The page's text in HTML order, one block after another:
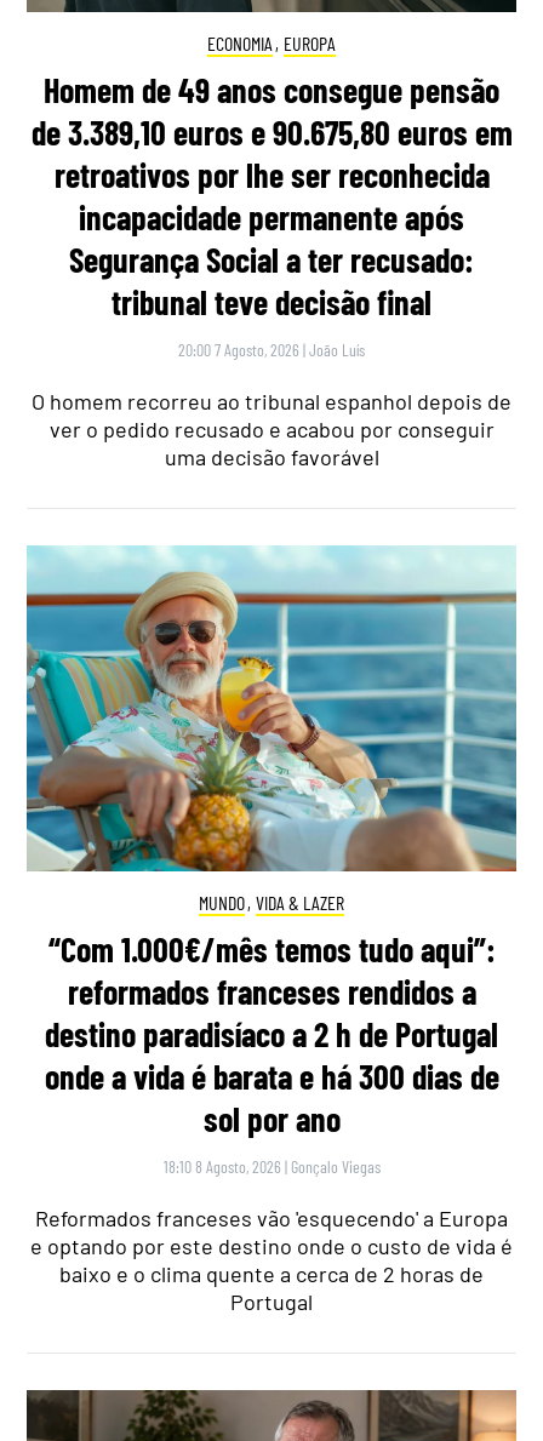
ECONOMIA , EUROPA
Homem de 49 anos consegue pensão
de 3.389,10 euros e 90.675,80 euros em
retroativos por lhe ser reconhecida
incapacidade permanente após
Segurança Social a ter recusado:
tribunal teve decisão final
20:00 7 Agosto, 2026 |João Luís
O homem recorreu ao tribunal espanhol depois de
ver o pedido recusado e acabou por conseguir
uma decisão favorável
MUNDO, VIDA & LAZER
“Com 1.000€/mês temos tudo aqui”:
reformados franceses rendidos a
destino paradisíaco a 2 h de Portugal
onde a vida é barata e há 300 dias de
sol por ano
18:10 8 Agosto, 2026 | Gonçalo Viegas
Reformados franceses vão 'esquecendo' a Europa
e optando por este destino onde o custo de vida é
baixo e o clima quente a cerca de 2 horas de
Portugal